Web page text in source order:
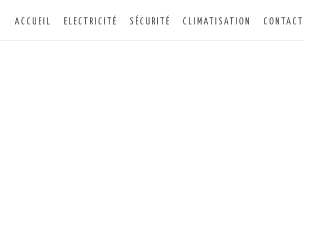
ACCUEIL ELECTRICITÉ SÉCURITÉ CLIMATISATION CONTACT